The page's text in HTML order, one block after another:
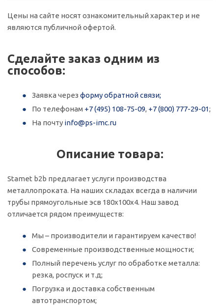
Цены на сайте носят ознакомительный характер и не
являются публичной офертой.
Сделайте заказ одним из
способов:
Заявка через форму обратной связи;
По телефонам +7 (495) 108-75-09, +7 (800) 777-29-01;
На почту info@ps-imc.ru
Описание товара:
Stamet b2b предлагает услуги производства
металлопроката. На наших складах всегда в наличии
трубы прямоугольные эсв 180х100х4. Наш завод
отличается рядом преимуществ:
Мы – производители и гарантируем качество!
Современные производственные мощности;
Полный перечень услуг по обработке металла:
резка, роспуск и т.д;
Погрузка и доставка собственным
автотранспортом;